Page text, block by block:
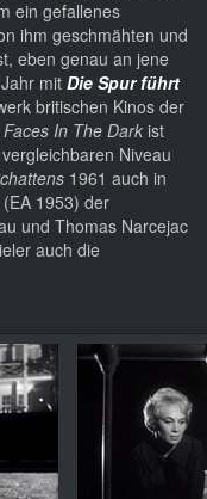
ein gefallenes
ihm geschmähten und
eben genau an jene
mit Die Spur führt
britischen Kinos der
Faces In The Dark ist
Niveau
1961 auch in
1953) der
und Thomas Narcejac
auch die